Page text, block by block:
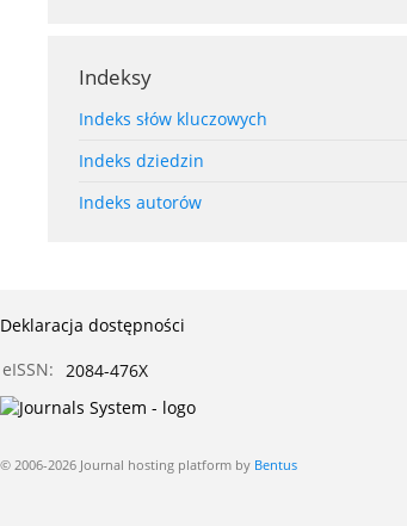
Indeksy
Indeks słów kluczowych
Indeks dziedzin
Indeks autorów
Deklaracja dostępności
eISSN: 2084-476X
© 2006-2026 Journal hosting platform by Bentus